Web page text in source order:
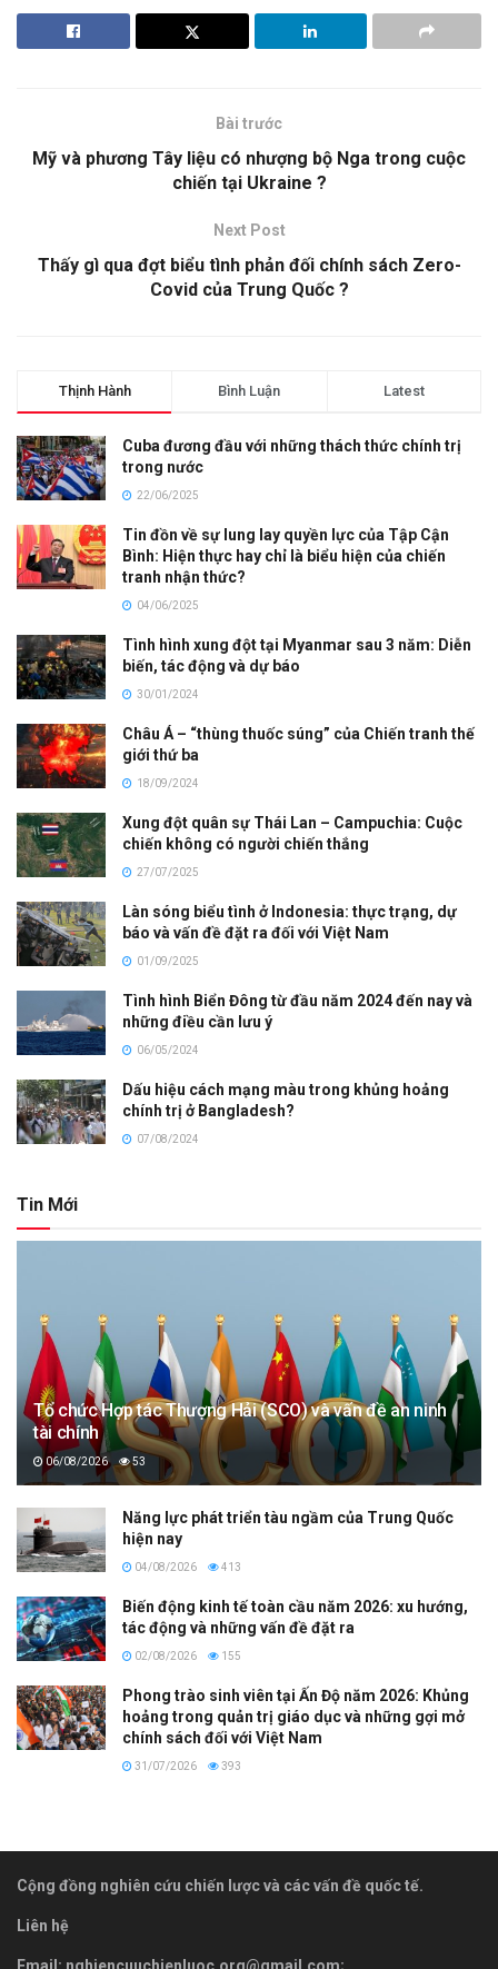
Bài trước
Mỹ và phương Tây liệu có nhượng bộ Nga trong cuộc
chiến tại Ukraine ?
Next Post
Thấy gì qua đợt biểu tình phản đối chính sách Zero-
Covid của Trung Quốc ?
Thịnh Hành Bình Luận Latest
Cuba đương đầu với những thách thức chính trị
trong nước
22/06/2025
Tin đồn về sự lung lay quyền lực của Tập Cận
Bình: Hiện thực hay chỉ là biểu hiện của chiến
tranh nhận thức?
04/06/2025
Tình hình xung đột tại Myanmar sau 3 năm: Diễn
biến, tác động và dự báo
30/01/2024
Châu Á – “thùng thuốc súng” của Chiến tranh thế
giới thứ ba
18/09/2024
Xung đột quân sự Thái Lan – Campuchia: Cuộc
chiến không có người chiến thắng
27/07/2025
Làn sóng biểu tình ở Indonesia: thực trạng, dự
báo và vấn đề đặt ra đối với Việt Nam
01/09/2025
Tình hình Biển Đông từ đầu năm 2024 đến nay và
những điều cần lưu ý
06/05/2024
Dấu hiệu cách mạng màu trong khủng hoảng
chính trị ở Bangladesh?
07/08/2024
Tin Mới
Tổ chức Hợp tác Thượng Hải (SCO) và vấn đề an ninh
tài chính
06/08/2026 53
Năng lực phát triển tàu ngầm của Trung Quốc
hiện nay
04/08/2026 413
Biến động kinh tế toàn cầu năm 2026: xu hướng,
tác động và những vấn đề đặt ra
02/08/2026 155
Phong trào sinh viên tại Ấn Độ năm 2026: Khủng
hoảng trong quản trị giáo dục và những gợi mở
chính sách đối với Việt Nam
31/07/2026 393
Cộng đồng nghiên cứu chiến lược và các vấn đề quốc tế.
Liên hệ